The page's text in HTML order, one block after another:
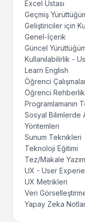
Excel Ustası
Geçmiş
Geliştiriciler için
Genel-İçerik
Güncel
Kullanılabilirlik -
Learn English
Öğrenci
Öğrenci Rehberlik
Programlamanın
Sosyal Bilimlerde
Yöntemleri
Sunum Teknikleri
Teknoloji Eğitimi
Tez/Makale
UX - User
UX Metrikleri
Veri
Yapay Zeka